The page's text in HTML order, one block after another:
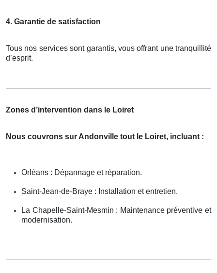
4. Garantie de satisfaction
Tous nos services sont garantis, vous offrant une tranquillité
d’esprit.
Zones d’intervention dans le Loiret
Nous couvrons sur Andonville tout le Loiret, incluant :
Orléans : Dépannage et réparation.
Saint-Jean-de-Braye : Installation et entretien.
La Chapelle-Saint-Mesmin : Maintenance préventive et
modernisation.